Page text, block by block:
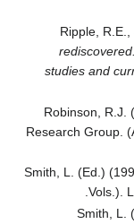
Ripple,
studies and
Robinson, R.J.
Research Group.
Smith, L. (Ed.)
Vols.).
Smith, L.